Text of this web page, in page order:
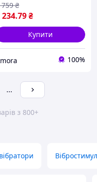
234.79₴
₴
Купити
100%
...
з 800+